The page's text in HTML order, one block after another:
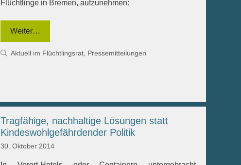
Flüchtlinge in Bremen, aufzunehmen:
Weiter…
Kategorien
Aktuell im Flüchtlingsrat Pressemitteilungen
Tragfähige, nachhaltige Lösungen statt
Kindeswohlgefährdender Politik
30. Oktober 2014